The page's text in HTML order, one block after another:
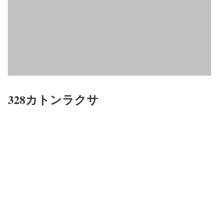
328カトンラクサ